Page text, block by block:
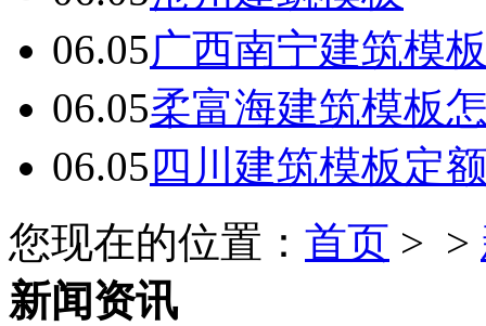
06.05广西南宁建筑模
06.05柔富海建筑模板
06.05 四川建筑模板定
您现在的位置： 首页 > >
新闻资讯